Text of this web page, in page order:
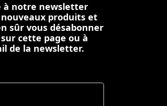
à notre newsletter
produits et
sûr vous désabonner
cette page ou à
de la newsletter.